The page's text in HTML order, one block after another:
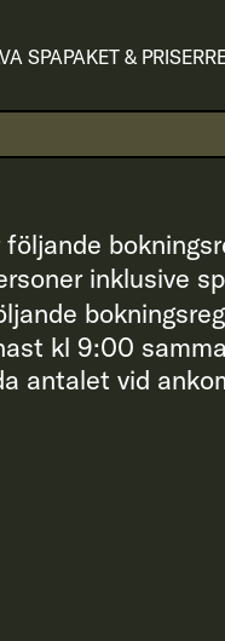
SPAPAKET & PRISER
inklusive
kl 9:00
antalet vid